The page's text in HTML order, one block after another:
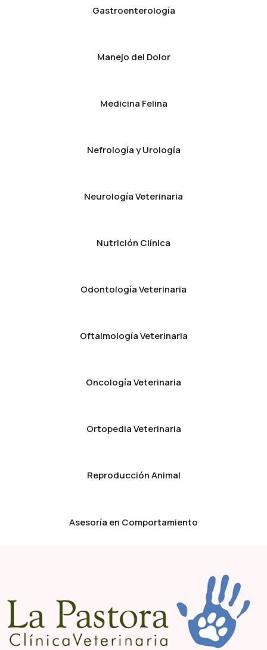
Gastroenterología
Manejo del Dolor
Medicina Felina
Nefrología y Urología
Neurología Veterinaria
Nutrición Clínica
Odontología Veterinaria
Oftalmología Veterinaria
Oncología Veterinaria
Ortopedia Veterinaria
Reproducción Animal
Asesoría en Comportamiento